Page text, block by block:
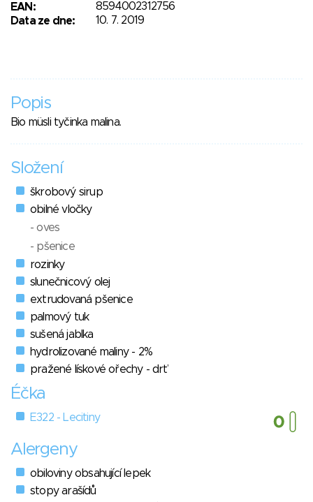
EAN:
8594002312756
Data ze dne:
10. 7. 2019
Popis
Bio müsli tyčinka malina.
Složení
škrobový sirup
obilné vločky
- oves
- pšenice
rozinky
slunečnicový olej
extrudovaná pšenice
palmový tuk
sušená jablka
hydrolizované maliny - 2%
pražené lískové ořechy - drť
Éčka
E322 - Lecitiny
Alergeny
obiloviny obsahující lepek
stopy arašídů